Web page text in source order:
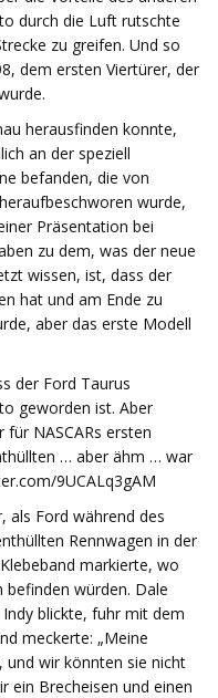
durch die Luft rutschte
zu greifen. Und so
dem ersten Viertürer, der
herausfinden konnte,
an der speziell
befanden, die von
wurde,
Präsentation bei
zu dem, was der neue
wissen, ist, dass der
hat und am Ende zu
aber das erste Modell
der Ford Taurus
geworden ist. Aber
für NASCARs ersten
… aber ähm … war
9UCALq3gAM
als Ford während des
Rennwagen in der
markierte, wo
würden. Dale
blickte, fuhr mit dem
meckerte: „Meine
und wir könnten sie nicht
ein Brecheisen und einen